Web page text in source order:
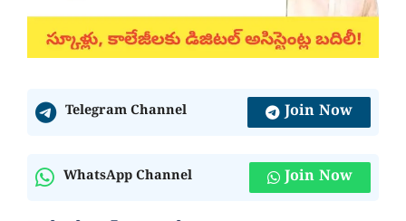
Telegram Channel Join Now
WhatsApp Channel Join Now